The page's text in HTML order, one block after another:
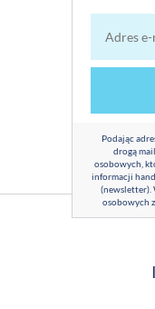
Podając
drogą
osobowych,
informacji
(newsletter).
osobowych